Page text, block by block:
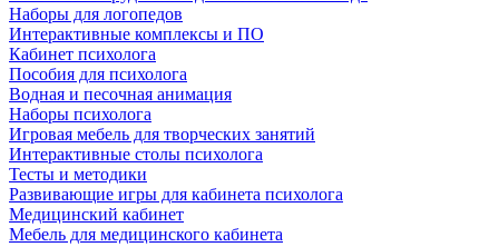
Наборы для логопедов
Интерактивные комплексы и ПО
Кабинет психолога
Пособия для психолога
Водная и песочная анимация
Наборы психолога
Игровая мебель для творческих занятий
Интерактивные столы психолога
Тесты и методики
Развивающие игры для кабинета психолога
Медицинский кабинет
Мебель для медицинского кабинета